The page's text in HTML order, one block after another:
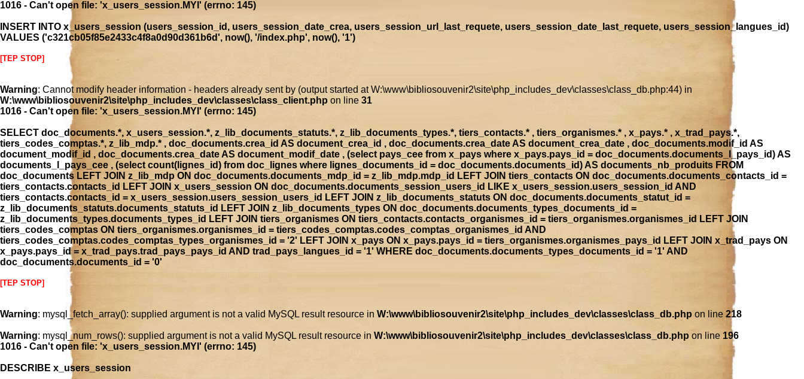
1016 - Can't open file: 'x_users_session.MYI' (errno: 145)
INSERT INTO x_users_session (users_session_id, users_session_date_crea, users_session_url_last_requete, users_session_date_last_requete, users_session_langues_id)
VALUES ('c321cb05f85e2433c4f8a0d90d361b6d', now(), '/index.php', now(), '1')
[TEP STOP]
Warning: Cannot modify header information - headers already sent by (output started at W:\www\bibliosouvenir2\site\php_includes_dev\classes\class_db.php:44) in
W:\www\bibliosouvenir2\site\php_includes_dev\classes\class_client.php on line 31
1016 - Can't open file: 'x_users_session.MYI' (errno: 145)
SELECT doc_documents.*, x_users_session.*, z_lib_documents_statuts.*, z_lib_documents_types.*, tiers_contacts.* , tiers_organismes.* , x_pays.* , x_trad_pays.*,
tiers_codes_comptas.*, z_lib_mdp.* , doc_documents.crea_id AS document_crea_id , doc_documents.crea_date AS document_crea_date , doc_documents.modif_id AS
document_modif_id , doc_documents.crea_date AS document_modif_date , (select pays_cee from x_pays where x_pays.pays_id = doc_documents.documents_l_pays_id) AS
documents_l_pays_cee , (select count(lignes_id) from doc_lignes where lignes_documents_id = doc_documents.documents_id) AS documents_nb_produits FROM
doc_documents LEFT JOIN z_lib_mdp ON doc_documents.documents_mdp_id = z_lib_mdp.mdp_id LEFT JOIN tiers_contacts ON doc_documents.documents_contacts_id =
tiers_contacts.contacts_id LEFT JOIN x_users_session ON doc_documents.documents_session_users_id LIKE x_users_session.users_session_id AND
tiers_contacts.contacts_id = x_users_session.users_session_users_id LEFT JOIN z_lib_documents_statuts ON doc_documents.documents_statut_id =
z_lib_documents_statuts.documents_statuts_id LEFT JOIN z_lib_documents_types ON doc_documents.documents_types_documents_id =
z_lib_documents_types.documents_types_id LEFT JOIN tiers_organismes ON tiers_contacts.contacts_organismes_id = tiers_organismes.organismes_id LEFT JOIN
tiers_codes_comptas ON tiers_organismes.organismes_id = tiers_codes_comptas.codes_comptas_organismes_id AND
tiers_codes_comptas.codes_comptas_types_organismes_id = '2' LEFT JOIN x_pays ON x_pays.pays_id = tiers_organismes.organismes_pays_id LEFT JOIN x_trad_pays ON
x_pays.pays_id = x_trad_pays.trad_pays_pays_id AND trad_pays_langues_id = '1' WHERE doc_documents.documents_types_documents_id = '1' AND
doc_documents.documents_id = '0'
[TEP STOP]
Warning: mysql_fetch_array(): supplied argument is not a valid MySQL result resource in W:\www\bibliosouvenir2\site\php_includes_dev\classes\class_db.php on line 218
Warning: mysql_num_rows(): supplied argument is not a valid MySQL result resource in W:\www\bibliosouvenir2\site\php_includes_dev\classes\class_db.php on line 196
1016 - Can't open file: 'x_users_session.MYI' (errno: 145)
DESCRIBE x_users_session